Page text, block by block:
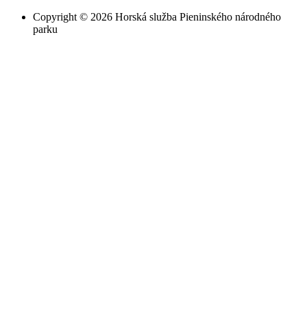
Copyright © 2026 Horská služba Pieninského národného
parku